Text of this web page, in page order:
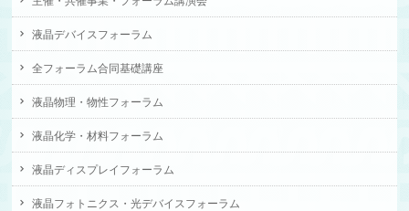
液晶デバイスフォーラム
全フォーラム合同基礎講座
液晶物理・物性フォーラム
液晶化学・材料フォーラム
液晶ディスプレイフォーラム
液晶フォトニクス・光デバイスフォーラム